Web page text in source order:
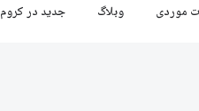
موردی وبلاگ جدید در کروم